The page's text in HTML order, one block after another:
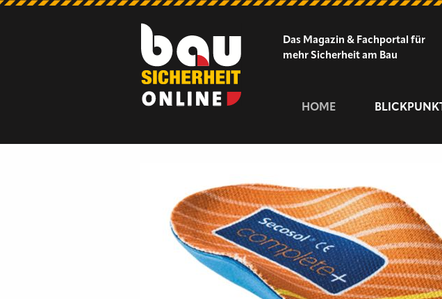
Das Magazin & Fachportal für
mehr Sicherheit am Bau
HOME BLICKPUNKT